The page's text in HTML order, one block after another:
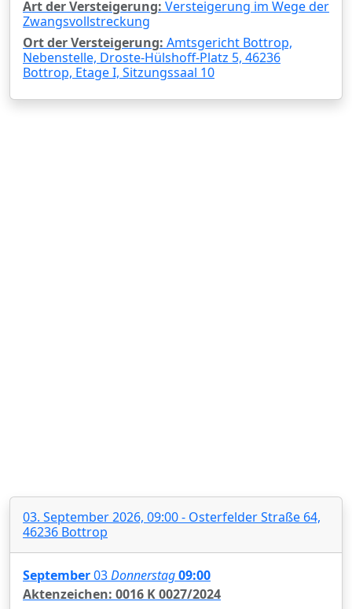
Art der Versteigerung: Versteigerung im Wege der
Zwangsvollstreckung
Ort der Versteigerung: Amtsgericht Bottrop,
Nebenstelle, Droste-Hülshoff-Platz 5, 46236
Bottrop, Etage I, Sitzungssaal 10
03. September 2026, 09:00 - Osterfelder Straße 64,
46236 Bottrop
September03Donnerstag09:00
Aktenzeichen: 0016 K 0027/2024